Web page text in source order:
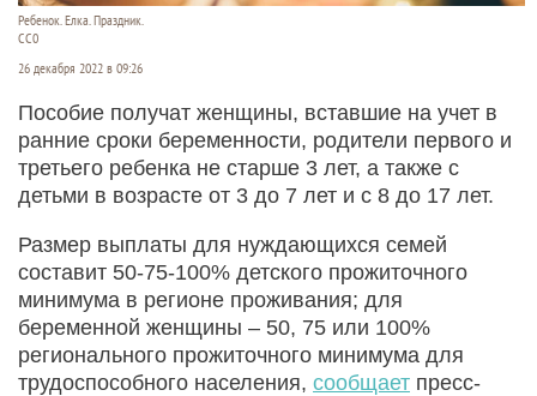
Ребенок. Елка. Праздник.
СС0
26 декабря 2022 в 09:26
Пособие получат женщины, вставшие на учет в
ранние сроки беременности, родители первого и
третьего ребенка не старше 3 лет, а также с
детьми в возрасте от 3 до 7 лет и с 8 до 17 лет.
Размер выплаты для нуждающихся семей
составит 50-75-100% детского прожиточного
минимума в регионе проживания; для
беременной женщины – 50, 75 или 100%
регионального прожиточного минимума для
трудоспособного населения, сообщает пресс-